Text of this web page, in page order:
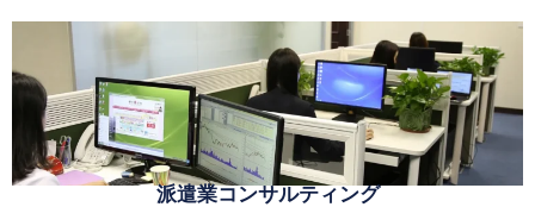
派遣業コンサルティング